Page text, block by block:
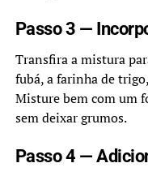
Passo 3 —
Transfira a mistura
fubá, a farinha de
Misture bem com um
sem deixar grumos.
Passo 4 —